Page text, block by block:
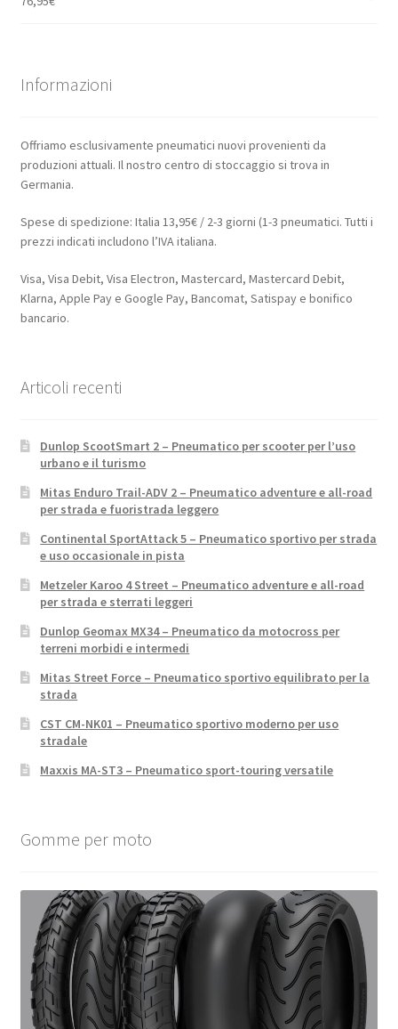
Informazioni
Offriamo esclusivamente pneumatici nuovi provenienti da
produzioni attuali. Il nostro centro di stoccaggio si trova in
Germania.
Spese di spedizione: Italia 13,95€ / 2-3 giorni (1-3 pneumatici. Tutti i
prezzi indicati includono l’IVA italiana.
Visa, Visa Debit, Visa Electron, Mastercard, Mastercard Debit,
Klarna, Apple Pay e Google Pay, Bancomat, Satispay e bonifico
bancario.
Articoli recenti
Dunlop ScootSmart 2 – Pneumatico per scooter per l’uso
urbano e il turismo
Mitas Enduro Trail-ADV 2 – Pneumatico adventure e all-road
per strada e fuoristrada leggero
Continental SportAttack 5 – Pneumatico sportivo per strada
e uso occasionale in pista
Metzeler Karoo 4 Street – Pneumatico adventure e all-road
per strada e sterrati leggeri
Dunlop Geomax MX34 – Pneumatico da motocross per
terreni morbidi e intermedi
Mitas Street Force – Pneumatico sportivo equilibrato per la
strada
CST CM-NK01 – Pneumatico sportivo moderno per uso
stradale
Maxxis MA-ST3 – Pneumatico sport-touring versatile
Gomme per moto